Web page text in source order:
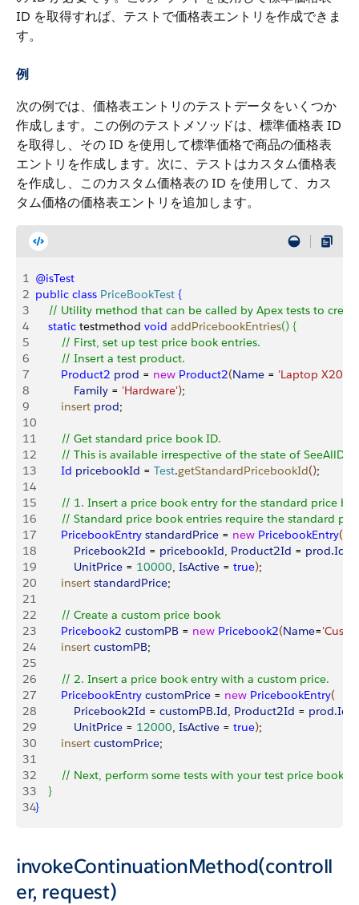
ID を取得すれば、テストで価格表エントリを作成できま
す。
例
次の例では、価格表エントリのテストデータをいくつか
作成します。この例のテストメソッドは、標準価格表 ID
を取得し、その ID を使用して標準価格で商品の価格表
エントリを作成します。次に、テストはカスタム価格表
を作成し、このカスタム価格表の ID を使用して、カス
タム価格の価格表エントリを追加します。
1 @isTest
2 public class PriceBookTest {
3
// Utility method that can be called by Apex tests to
4
    static
testmethod void addPricebookEntries() {
5
        // First, set up test price book entries.
6
        // Insert a test product.
7
        Product2
prod = new Product2(Name = 'Laptop X200'
8
            Family
= 'Hardware');
9
        insert
prod;
10
11
        // Get standard price book ID.
12
// This is available irrespective of the state of
13
        Id
pricebookId = Test.getStandardPricebookId();
14
15
// 1. Insert a price book entry for the standard price
16
// Standard price book entries require the standard
17
        PricebookEntry
standardPrice = new PricebookEntry(
18
            Pricebook2Id
= pricebookId, Product2Id = prod.Id
19
            UnitPrice
= 10000, IsActive = true);
20
        insert
standardPrice;
21
22
        // Create a custom price book
23
        Pricebook2
customPB = new Pricebook2(Name=
24
        insert
customPB;
25
26
        // 2. Insert a price book entry with a custom price.
27
        PricebookEntry
customPrice = new PricebookEntry(
28
            Pricebook2Id
= customPB.Id, Product2Id = prod.Id
29
            UnitPrice
= 12000, IsActive = true);
30
        insert
customPrice;
31
32
// Next, perform some tests with your test price book
33
}
34}
invokeContinuationMethod(controll
er, request)